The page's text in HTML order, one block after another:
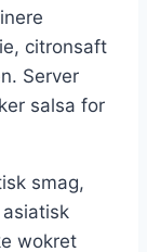
citronsaft
Server
salsa for
smag,
wokret